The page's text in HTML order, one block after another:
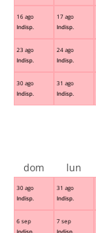
16 ago
Indisp.
17 ago
Indisp.
23 ago
Indisp.
24 ago
Indisp.
30 ago
Indisp.
31 ago
Indisp.
30 ago
Indisp.
31 ago
Indisp.
6 sep
Indisp.
7 sep
Indisp.
dom lun